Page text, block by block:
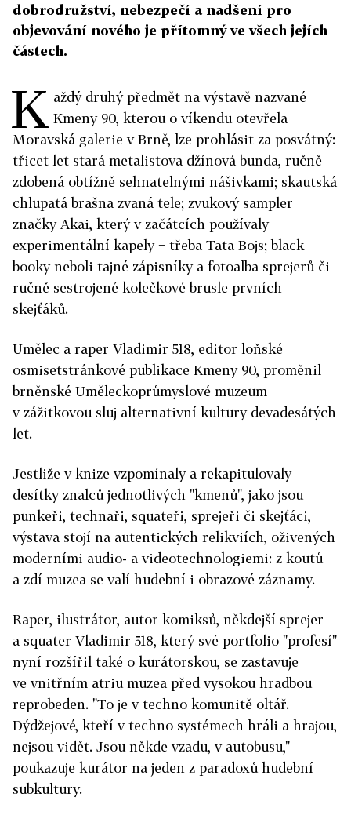
dobrodružství, nebezpečí a nadšení pro
objevování nového je přítomný ve všech jejích
částech.
K aždý druhý předmět na výstavě nazvané
Kmeny 90, kterou o víkendu otevřela
Moravská galerie v Brně, lze prohlásit za posvátný:
třicet let stará metalistova džínová bunda, ručně
zdobená obtížně sehnatelnými nášivkami; skautská
chlupatá brašna zvaná tele; zvukový sampler
značky Akai, který v začátcích používaly
experimentální kapely − třeba Tata Bojs; black
booky neboli tajné zápisníky a fotoalba sprejerů či
ručně sestrojené kolečkové brusle prvních
skejťáků.
Umělec a raper Vladimir 518, editor loňské
osmisetstránkové publikace Kmeny 90, proměnil
brněnské Uměleckoprůmyslové muzeum
v zážitkovou sluj alternativní kultury devadesátých
let.
Jestliže v knize vzpomínaly a rekapitulovaly
desítky znalců jednotlivých "kmenů", jako jsou
punkeři, technaři, squateři, sprejeři či skejťáci,
výstava stojí na autentických relikviích, oživených
moderními audio- a videotechnologiemi: z koutů
a zdí muzea se valí hudební i obrazové záznamy.
Raper, ilustrátor, autor komiksů, někdejší sprejer
a squater Vladimir 518, který své portfolio "profesí"
nyní rozšířil také o kurátorskou, se zastavuje
ve vnitřním atriu muzea před vysokou hradbou
reprobeden. "To je v techno komunitě oltář.
Dýdžejové, kteří v techno systémech hráli a hrajou,
nejsou vidět. Jsou někde vzadu, v autobusu,"
poukazuje kurátor na jeden z paradoxů hudební
subkultury.